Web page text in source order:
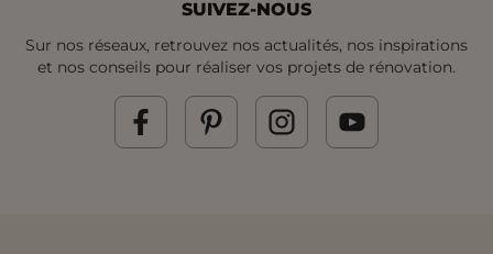
SUIVEZ-NOUS
Sur nos réseaux, retrouvez nos actualités, nos inspirations
et nos conseils pour réaliser vos projets de rénovation.